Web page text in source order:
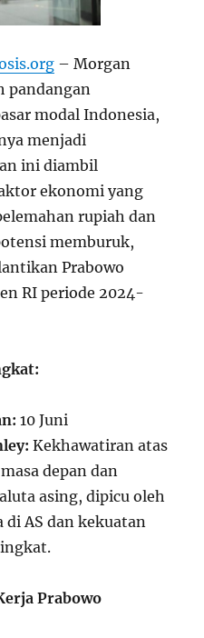
– Morgan
pandangan
modal Indonesia,
menjadi
ini diambil
ekonomi yang
rupiah dan
memburuk,
Prabowo
RI periode 2024-
10 Juni
Kekhawatiran atas
depan dan
asing, dipicu oleh
AS dan kekuatan
Prabowo